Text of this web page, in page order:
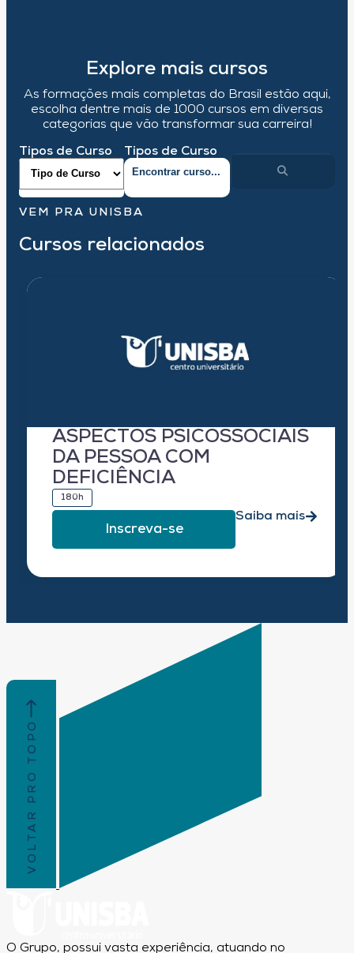
Explore mais cursos
As formações mais completas do Brasil estão aqui,
escolha dentre mais de 1000 cursos em diversas
categorias que vão transformar sua carreira!
Tipos de Curso Tipos de Curso
VEM PRA UNISBA
Cursos relacionados
ASPECTOS PSICOSSOCIAIS
DA PESSOA COM
DEFICIÊNCIA
180h
Inscreva-se
Saiba mais
VOLTAR PRO TOPO
O Grupo, possui vasta experiência, atuando no